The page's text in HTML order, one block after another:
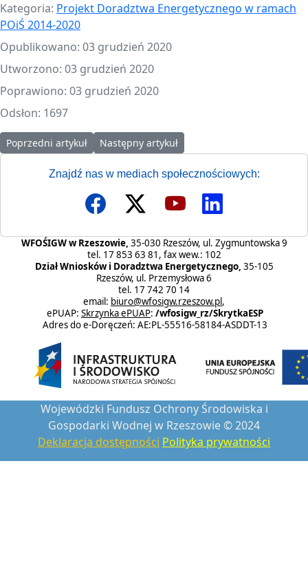
Kategoria: Projekt Doradztwa Energetycznego w ramach
POiŚ 2014-2020
Opublikowano: 03 grudzień 2020
Utworzono: 03 grudzień 2020
Poprawiono: 03 grudzień 2020
Odsłon: 1697
Poprzedni artykuł: Prezentacja Programu „CZYSTE
Poprzedni artykuł Następny artykuł: Zapytanie ofertowe 29/
Następny artykuł
Znajdź nas w mediach społecznościowych:
WFOŚIGW w Rzeszowie, 35-030 Rzeszów, ul. Zygmuntowska 9
tel. 17 853 63 81, fax wew.: 102
Dział Wniosków i Doradztwa Energetycznego, 35-105
Rzeszów, ul. Przemysłowa 6
tel. 17 742 70 14
email: biuro@wfosigw.rzeszow.pl,
ePUAP: Skrzynka ePUAP: /wfosigw_rz/SkrytkaESP
Adres do e-Doręczeń: AE:PL-55516-58184-ASDDT-13
Wojewódzki Fundusz Ochrony Środowiska i
Gospodarki Wodnej w Rzeszowie © 2024
Deklaracja dostępności Polityka prywatności